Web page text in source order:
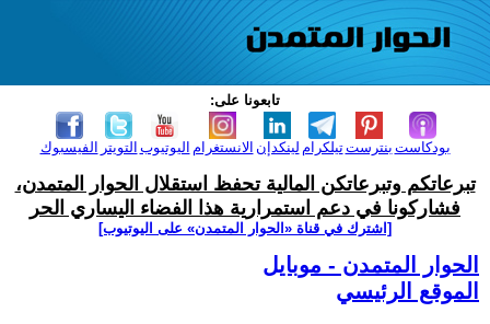
تابعونا على:
الفيسبوك التويتر اليوتيوب الانستغرام لينكدإن تيلكرامبنترست بودكاست
تبرعاتكم وتبرعاتكن المالية تحفظ استقلال الحوار المتمدن،
فشاركونا في دعم استمرارية هذا الفضاء اليساري الحر
[اشترك في قناة ‫«الحوار المتمدن» على اليوتيوب]
الحوار المتمدن - موبايل
الموقع الرئيسي